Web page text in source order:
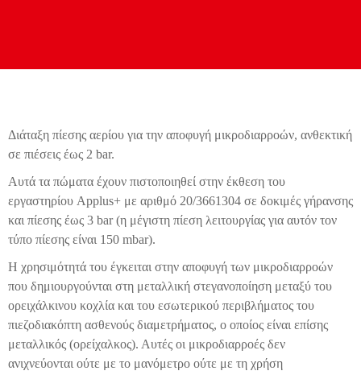
Διάταξη πίεσης αερίου για την αποφυγή μικροδιαρροών, ανθεκτική
σε πιέσεις έως 2 bar.
Αυτά τα πώματα έχουν πιστοποιηθεί στην έκθεση του
εργαστηρίου Applus+ με αριθμό 20/3661304 σε δοκιμές γήρανσης
και πίεσης έως 3 bar (η μέγιστη πίεση λειτουργίας για αυτόν τον
τύπο πίεσης είναι 150 mbar).
Η χρησιμότητά του έγκειται στην αποφυγή των μικροδιαρροών
που δημιουργούνται στη μεταλλική στεγανοποίηση μεταξύ του
ορειχάλκινου κοχλία και του εσωτερικού περιβλήματος του
πιεζοδιακόπτη ασθενούς διαμετρήματος, ο οποίος είναι επίσης
μεταλλικός (ορείχαλκος). Αυτές οι μικροδιαρροές δεν
ανιχνεύονται ούτε με το μανόμετρο ούτε με τη χρήση